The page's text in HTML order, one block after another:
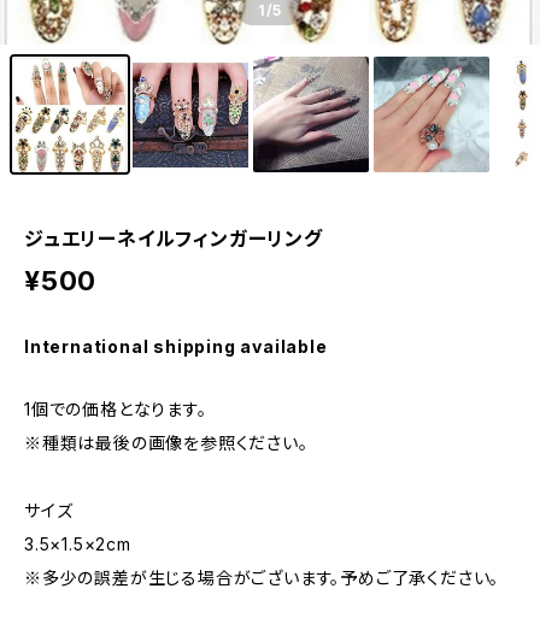
1 /5
ジュエリーネイルフィンガーリング
¥500
International shipping available
1個での価格となります。
※種類は最後の画像を参照ください。
サイズ
3.5×1.5×2cm
※多少の誤差が生じる場合がございます。予めご了承ください。